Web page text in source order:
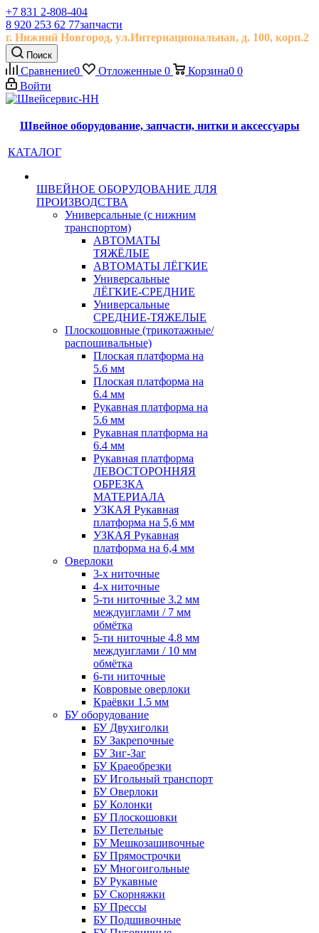
+7 831 2-808-404
8 920 253 62 77запчасти
г. Нижний Новгород, ул.Интернациональная, д. 100, корп.2
Поиск
Сравнение0 Отложенные 0 Корзина0 0
Войти
Швейное оборудование, запчасти, нитки и аксессуары
КАТАЛОГ
ШВЕЙНОЕ ОБОРУДОВАНИЕ ДЛЯ
ПРОИЗВОДСТВА
Универсальные (с нижним
транспортом)
АВТОМАТЫ
ТЯЖЁЛЫЕ
АВТОМАТЫ ЛЁГКИЕ
Универсальные
ЛЁГКИЕ-СРЕДНИЕ
Универсальные
СРЕДНИЕ-ТЯЖЕЛЫЕ
Плоскошовные (трикотажные/
распошивальные)
Плоская платформа на
5.6 мм
Плоская платформа на
6.4 мм
Рукавная платформа на
5.6 мм
Рукавная платформа на
6.4 мм
Рукавная платформа
ЛЕВОСТОРОННЯЯ
ОБРЕЗКА
МАТЕРИАЛА
УЗКАЯ Рукавная
платформа на 5,6 мм
УЗКАЯ Рукавная
платформа на 6,4 мм
Оверлоки
3-х ниточные
4-х ниточные
5-ти ниточные 3.2 мм
междуиглами / 7 мм
обмётка
5-ти ниточные 4.8 мм
междуиглами / 10 мм
обмётка
6-ти ниточные
Ковровые оверлоки
Краёвки 1.5 мм
БУ оборудование
БУ Двухиголки
БУ Закрепочные
БУ Зиг-Заг
БУ Краеобрезки
БУ Игольный транспорт
БУ Оверлоки
БУ Колонки
БУ Плоскошовки
БУ Петельные
БУ Мешкозашивочные
БУ Прямострочки
БУ Многоигольные
БУ Рукавные
БУ Скорняжки
БУ Прессы
БУ Подшивочные